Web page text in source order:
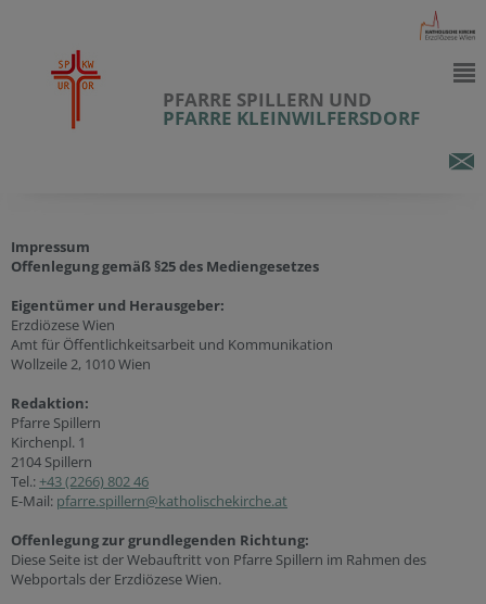
PFARRE SPILLERN UND
PFARRE KLEINWILFERSDORF
Impressum
Offenlegung gemäß §25 des Mediengesetzes
Eigentümer und Herausgeber:
Erzdiözese Wien
Amt für Öffentlichkeitsarbeit und Kommunikation
Wollzeile 2, 1010 Wien
Redaktion:
Pfarre Spillern
Kirchenpl. 1
2104 Spillern
Tel.: +43 (2266) 802 46
E-Mail: pfarre.spillern@katholischekirche.at
Offenlegung zur grundlegenden Richtung:
Diese Seite ist der Webauftritt von Pfarre Spillern im Rahmen des
Webportals der Erzdiözese Wien.